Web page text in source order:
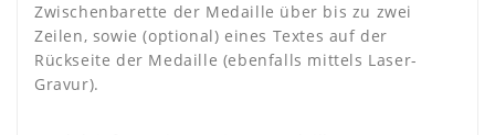
Zwischenbarette der Medaille über bis zu zwei
Zeilen, sowie (optional) eines Textes auf der
Rückseite der Medaille (ebenfalls mittels Laser-
Gravur).